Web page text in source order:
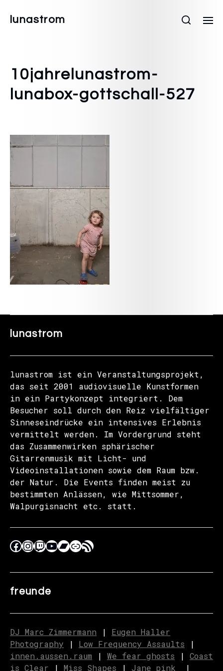
lunastrom
10jahrelunastrom-
lunabox-gottschall-527
lunastrom
lunastrom ist ein Veranstaltungsprojekt,
das seit 2001 audiovisuelle Kunstformen
in ein Partykonzept integriert. Dem
Besucher soll durch den Reiz vielfältiger
Sinneseindrücke ein intensives Erlebnis
vermittelt werden. Im Vordergrund steht
das Zusammenwirken sphärischer
Gitarrenmusik mit Licht- und
Videoinstallationen sowie dem Raum bzw.
der Natur. Die Events finden meist zu
bestimmten Anlässen, wie Mittsommer,
Walpurgisnacht etc. statt.
freunde
DJ Marc Zimmermann | Eugen Haller
Photography | Low Frequency Assaults |
innen.aussen.raum | We fear ghosts | Coast
is Clear | Miss Shapes | Jane_pink_ |